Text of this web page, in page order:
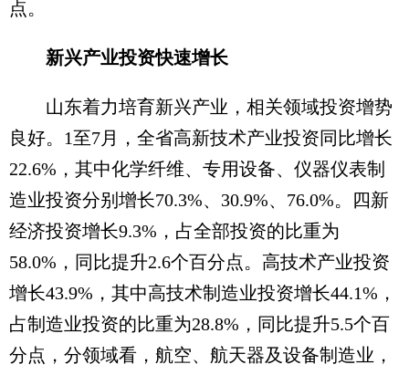
点。
新兴产业投资快速增长
山东着力培育新兴产业，相关领域投资增势
良好。1至7月，全省高新技术产业投资同比增长
22.6%，其中化学纤维、专用设备、仪器仪表制
造业投资分别增长70.3%、30.9%、76.0%。四新
经济投资增长9.3%，占全部投资的比重为
58.0%，同比提升2.6个百分点。高技术产业投资
增长43.9%，其中高技术制造业投资增长44.1%，
占制造业投资的比重为28.8%，同比提升5.5个百
分点，分领域看，航空、航天器及设备制造业，